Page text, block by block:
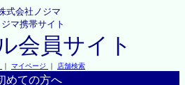
式会社ノジマ
ジマ携帯サイト
会員サイト
｜ マイページ ｜ 店舗検索
めての方へ